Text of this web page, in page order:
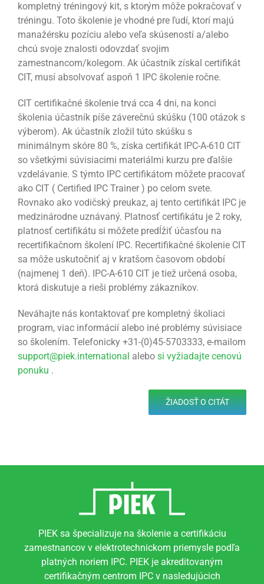
kompletný tréningový kit, s ktorým môže pokračovať v
tréningu. Toto školenie je vhodné pre ľudí, ktorí majú
manažérsku pozíciu alebo veľa skúseností a/alebo
chcú svoje znalosti odovzdať svojim
zamestnancom/kolegom. Ak účastník získal certifikát
CIT, musí absolvovať aspoň 1 IPC školenie ročne.
CIT certifikačné školenie trvá cca 4 dni, na konci
školenia účastník píše záverečnú skúšku (100 otázok s
výberom). Ak účastník zložil túto skúšku s
minimálnym skóre 80 %, získa certifikát IPC-A-610 CIT
so všetkými súvisiacimi materiálmi kurzu pre ďalšie
vzdelávanie. S týmto IPC certifikátom môžete pracovať
ako CIT ( Certified IPC Trainer ) po celom svete.
Rovnako ako vodičský preukaz, aj tento certifikát IPC je
medzinárodne uznávaný. Platnosť certifikátu je 2 roky,
platnosť certifikátu si môžete predĺžiť účasťou na
recertifikačnom školení IPC. Recertifikačné školenie CIT
sa môže uskutočniť aj v kratšom časovom období
(najmenej 1 deň). IPC-A-610 CIT je tiež určená osoba,
ktorá diskutuje a rieši problémy zákazníkov.
Neváhajte nás kontaktovať pre kompletný školiaci
program, viac informácií alebo iné problémy súvisiace
so školením. Telefonicky +31-(0)45-5703333, e-mailom
support@piek.international alebo si vyžiadajte cenovú
ponuku .
ŽIADOSŤ O CITÁT
PIEK sa špecializuje na školenie a certifikáciu
zamestnancov v elektrotechnickom priemysle podľa
platných noriem IPC. PIEK je akreditovaným
certifikačným centrom IPC v nasledujúcich